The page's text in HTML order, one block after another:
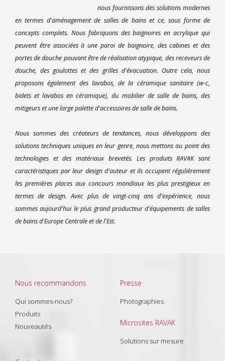
nous fournissons des solutions modernes
en termes d'aménagement de salles de bains et ce, sous forme de
concepts complets. Nous fabriquons des baignoires en acrylique qui
peuvent être associées à une paroi de baignoire, des cabines et des
portes de douche pouvant être de réalisation atypique, des receveurs de
douche, des goulottes et des grilles d'évacuation. Outre cela, nous
proposons également des lavabos, de la céramique sanitaire (w-c,
bidets et lavabos en céramique), du mobilier de salle de bains, des
mitigeurs et une large palette d'accessoires de salle de bains.
Nous sommes des créateurs de tendances, nous développons des
solutions techniques uniques en leur genre, nous mettons au point des
technologies et des matériaux brevetés. Les produits RAVAK sont
caractéristiques par leur design d'auteur et ils occupent régulièrement
les premières places aux concours mondiaux les plus prestigieux en
termes de design. Avec plus de vingt-cinq ans d'expérience, nous
sommes aujourd'hui le plus grand producteur d'équipements de salles
de bains d'Europe Centrale et de l'Est.
Nous recommandons
Qui sommes-nous?
Produits
Nouveautés
Presse
Photographies
Microsites RAVAK
Solutions sur mesure